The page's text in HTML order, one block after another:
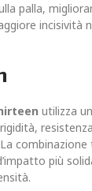
palla,
incisività
utilizza
più